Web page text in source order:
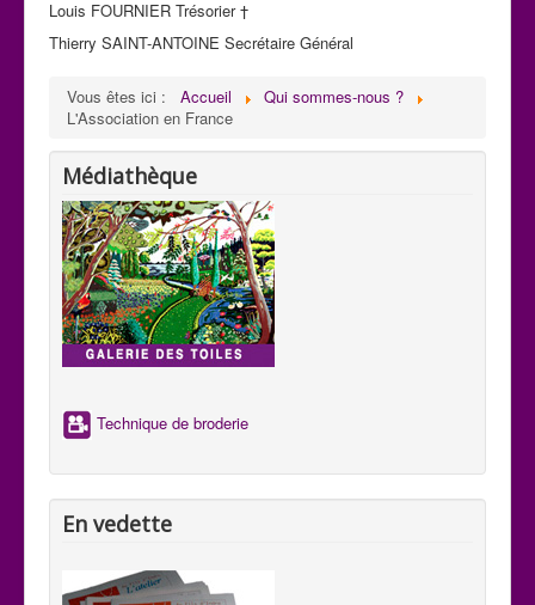
Louis FOURNIER Trésorier †
Thierry SAINT-ANTOINE Secrétaire Général
Vous êtes ici : Accueil
Qui sommes-nous ?
L'Association en France
Médiathèque
Technique de broderie
En vedette